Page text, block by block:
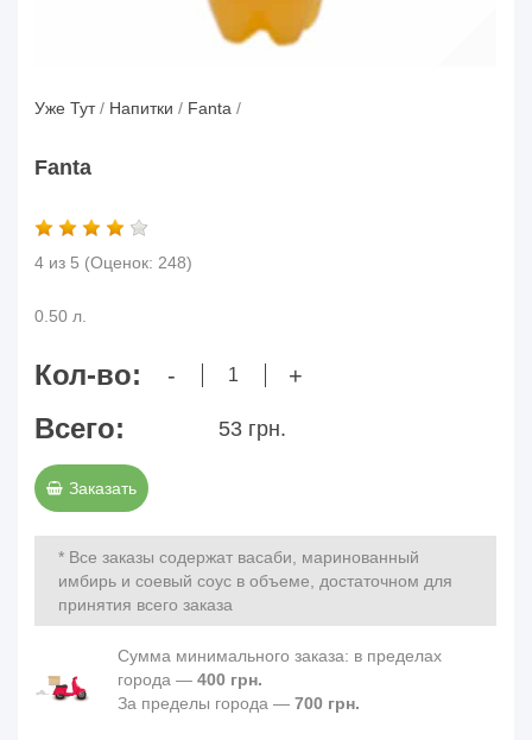
Уже Тут/ Напитки / Fanta /
Fanta
4 из 5 (Оценок: 248)
0.50 л.
Кол-во: - +
Всего: 53 грн.
Заказать
* Все заказы содержат васаби, маринованный
имбирь и соевый соус в объеме, достаточном для
принятия всего заказа
Сумма минимального заказа: в пределах
города — 400 грн.
За пределы города — 700 грн.